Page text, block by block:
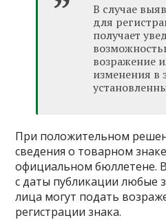
В случае
для
получает
возражение
изменения в
При положительном
сведения о товарном
официальном бюллетене.
с даты публикации любые
лица могут подать
регистрации знака.